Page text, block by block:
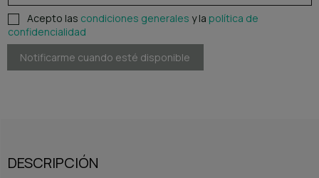
Acepto las condiciones generales y la política de
confidencialidad
DESCRIPCIÓN